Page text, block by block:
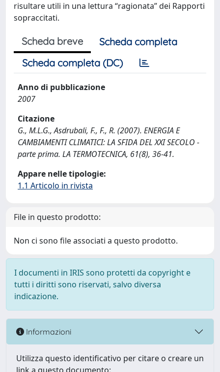
risultare utili in una lettura “ragionata” dei Rapporti
sopraccitati.
Scheda breve
Scheda completa
Scheda completa (DC)
Anno di pubblicazione
2007
Citazione
G., M.L.G., Asdrubali, F., F., R. (2007). ENERGIA E
CAMBIAMENTI CLIMATICI: LA SFIDA DEL XXI SECOLO -
parte prima. LA TERMOTECNICA, 61(8), 36-41.
Appare nelle tipologie:
1.1 Articolo in rivista
File in questo prodotto:
Non ci sono file associati a questo prodotto.
I documenti in IRIS sono protetti da copyright e
tutti i diritti sono riservati, salvo diversa
indicazione.
Informazioni
Utilizza questo identificativo per citare o creare un